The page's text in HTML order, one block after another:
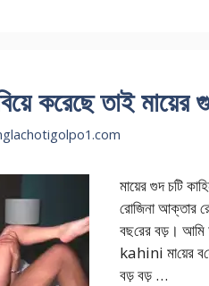
করেছে তাই
মায়ের গুদ চটি
রো‌জিনা আক্তার
বছ‌রের বড়। আ‌মি
kahini মা‌য়ের
বড় বড় …